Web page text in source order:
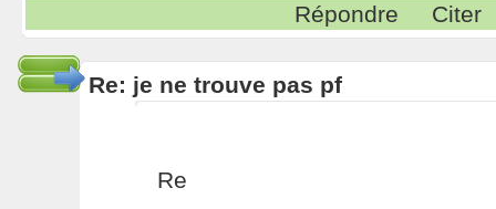
Répondre Citer
Re: je ne trouve pas pf
Re